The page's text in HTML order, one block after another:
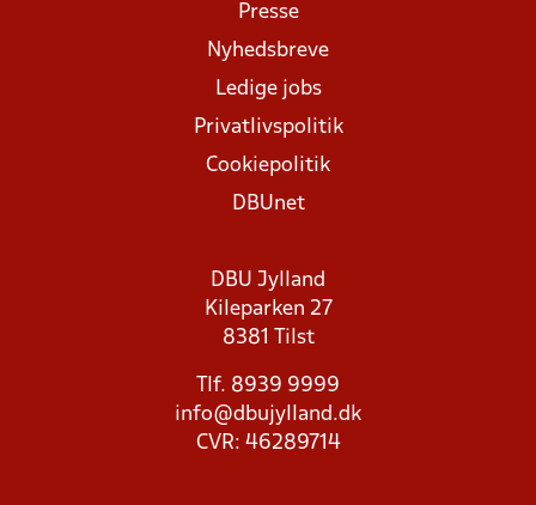
Presse
Nyhedsbreve
Ledige jobs
Privatlivspolitik
Cookiepolitik
DBUnet
DBU Jylland
Kileparken 27
8381 Tilst
Tlf. 8939 9999
info@dbujylland.dk
CVR: 46289714